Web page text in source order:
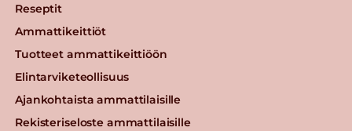
Reseptit
Ammattikeittiöt
Tuotteet ammattikeittiöön
Elintarviketeollisuus
Ajankohtaista ammattilaisille
Rekisteriseloste ammattilaisille